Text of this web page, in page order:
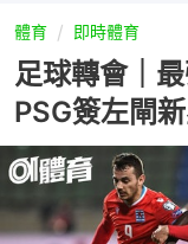
體育 即時體育
足球轉會｜
PSG簽左閘